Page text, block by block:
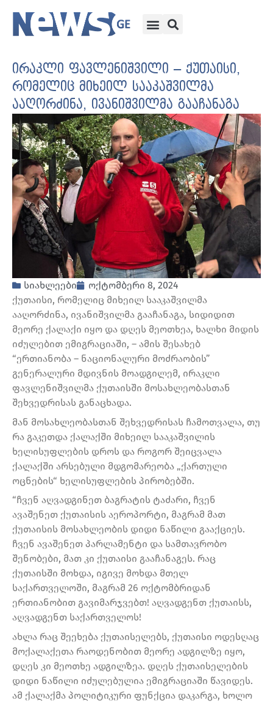
ირაკლი ფავლენიშვილი – ქუთაისი,
რომელიც მიხეილ სააკაშვილმა
ააღორძინა, ივანიშვილმა გააჩანაგა
სიახლეები
ოქტომბერი 8, 2024
ქუთაისი, რომელიც მიხეილ სააკაშვილმა
ააღორძინა, ივანიშვილმა გააჩანაგა, სიდიდით
მეორე ქალაქი იყო და დღეს მეოთხეა, ხალხი მიდის
იძულებით ემიგრაციაში, – ამის შესახებ
“ერთიანობა – ნაციონალური მოძრაობის”
გენერალური მდივნის მოადგილემ, ირაკლი
ფავლენიშვილმა ქუთაისში მოსახლეობასთან
შეხვედრისას განაცხადა.
მან მოსახლეობასთან შეხვედრისას ჩამოთვალა, თუ
რა გაკეთდა ქალაქში მიხეილ სააკაშვილის
ხელისუფლების დროს და როგორ შეიცვალა
ქალაქში არსებული მდგომარეობა „ქართული
ოცნების“ ხელისუფლების პირობებში.
“ჩვენ აღვადგინეთ ბაგრატის ტაძარი, ჩვენ
ავაშენეთ ქუთაისის აეროპორტი, მაგრამ მათ
ქუთაისის მოსახლეობის დიდი ნაწილი გააქციეს.
ჩვენ ავაშენეთ პარლამენტი და სამთავრობო
შენობები, მათ კი ქუთაისი გააჩანაგეს. რაც
ქუთაისში მოხდა, იგივე მოხდა მთელ
საქართველოში, მაგრამ 26 ოქტომბრიდან
ერთიანობით გავიმარჯვებთ! აღვადგენთ ქუთაისს,
აღვადგენთ საქართველოს!
ახლა რაც შეეხება ქუთაისელებს, ქუთაისი ოდესღაც
მოქალაქეთა რაოდენობით მეორე ადგილზე იყო,
დღეს კი მეოთხე ადგილზეა. დღეს ქუთაისელების
დიდი ნაწილი იძულებულია ემიგრაციაში წავიდეს.
ამ ქალაქმა პოლიტიკური ფუნქცია დაკარგა, ხოლო